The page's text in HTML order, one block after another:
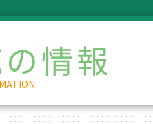
情報